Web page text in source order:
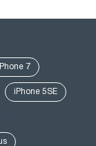
7
iPhone 5SE